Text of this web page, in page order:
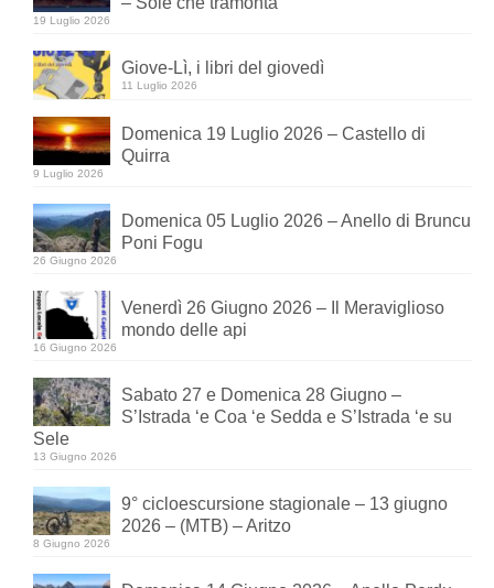
19 Luglio 2026
Giove-Lì, i libri del giovedì
11 Luglio 2026
Domenica 19 Luglio 2026 – Castello di
Quirra
9 Luglio 2026
Domenica 05 Luglio 2026 – Anello di Bruncu
Poni Fogu
26 Giugno 2026
Venerdì 26 Giugno 2026 – Il Meraviglioso
mondo delle api
16 Giugno 2026
Sabato 27 e Domenica 28 Giugno –
S’Istrada ‘e Coa ‘e Sedda e S’Istrada ‘e su
Sele
13 Giugno 2026
9° cicloescursione stagionale – 13 giugno
2026 – (MTB) – Aritzo
8 Giugno 2026